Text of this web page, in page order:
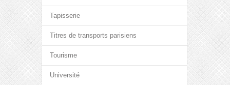
Tapisserie
Titres de transports parisiens
Tourisme
Université